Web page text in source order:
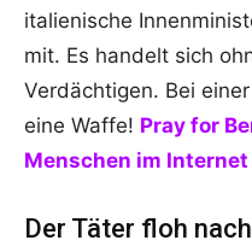
italienische
mit. Es handelt sich
Verdächtigen. Bei
eine Waffe! Pray for
Menschen im Internet
Der Täter floh